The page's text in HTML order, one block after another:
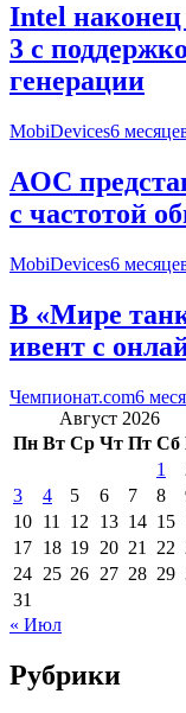
Intel наконец
3 с
генерации
MobiDevices6
AOC
с частотой
MobiDevices6
В «Мире
ивент с
Чемпионат.com6
Август 2026
Пн Вт Ср Чт Пт Сб
1
3
4 5 6 7 8
10 11 12 13 14 15
17 18 19 20 21 22
24 25 26 27 28 29
31
« Июл
Рубрики